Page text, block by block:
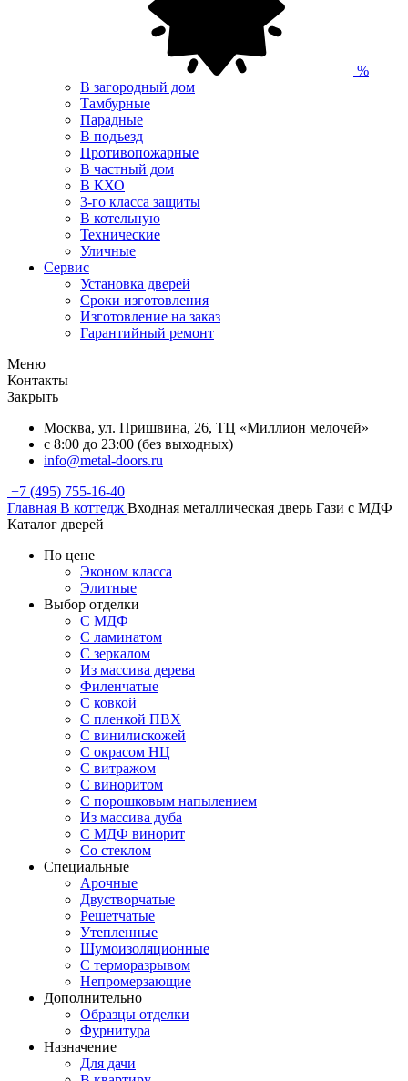
%
В загородный дом
Тамбурные
Парадные
В подъезд
Противопожарные
В частный дом
В КХО
3-го класса защиты
В котельную
Технические
Уличные
Сервис
Установка дверей
Сроки изготовления
Изготовление на заказ
Гарантийный ремонт
Меню
Контакты
Закрыть
Москва, ул. Пришвина, 26, ТЦ «Миллион мелочей»
с 8:00 до 23:00 (без выходных)
info@metal-doors.ru
+7 (495) 755-16-40
Главная В коттедж Входная металлическая дверь Гази с МДФ
Каталог дверей
По цене
Эконом класса
Элитные
Выбор отделки
С МДФ
С ламинатом
С зеркалом
Из массива дерева
Филенчатые
С ковкой
С пленкой ПВХ
С винилискожей
С окрасом НЦ
С витражом
С виноритом
С порошковым напылением
Из массива дуба
С МДФ винорит
Со стеклом
Специальные
Арочные
Двустворчатые
Решетчатые
Утепленные
Шумоизоляционные
С терморазрывом
Непромерзающие
Дополнительно
Образцы отделки
Фурнитура
Назначение
Для дачи